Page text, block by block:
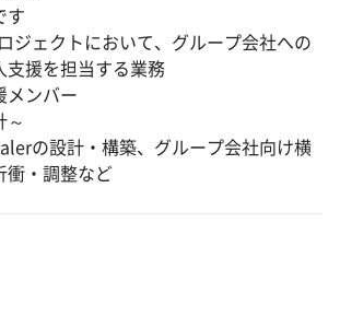
す
ジェクトにおいて、グループ会社への
支援を担当する業務
メンバー
～
の設計・構築、グループ会社向け横
衝・調整など